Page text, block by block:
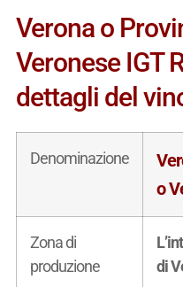
Verona o
Veronese IGT
dettagli del
Denominazione
o
Zona di
produzione
di